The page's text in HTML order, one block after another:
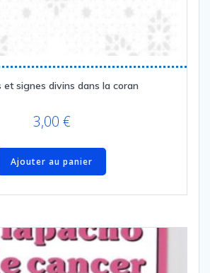
et signes divins dans la coran
3,00 €
Ajouter au panier